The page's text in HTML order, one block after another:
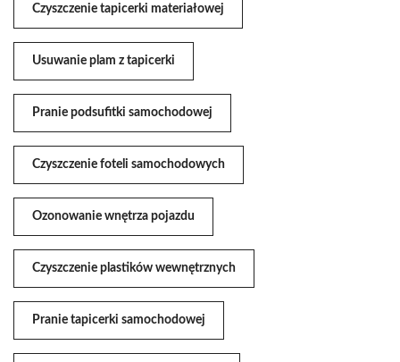
Czyszczenie tapicerki materiałowej
Usuwanie plam z tapicerki
Pranie podsufitki samochodowej
Czyszczenie foteli samochodowych
Ozonowanie wnętrza pojazdu
Czyszczenie plastików wewnętrznych
Pranie tapicerki samochodowej